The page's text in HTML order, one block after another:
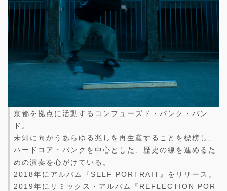
京都を拠点に活動するコンフューズド・パンク・バン
ド。
未知に向かうあらゆる兆しを再生産することを標榜し、
ハードコア・パンクを中心とした、歴史の線を進めるた
めの演奏を心がけている。
2018年にアルバム『SELF PORTRAIT』をリリース。
2019年にリミックス・アルバム『REFLECTION POR